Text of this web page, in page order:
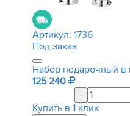
Артикул: 1736
Под заказ
Набор подарочный в
125 240
-
Купить в 1 клик